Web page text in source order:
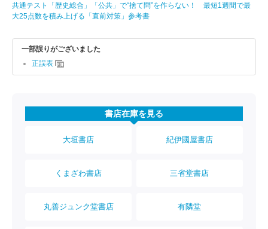
共通テスト「歴史総合」「公共」で“捨て問”を作らない！ 最短1週間で最
大25点数を積み上げる「直前対策」参考書
一部誤りがございました
正誤表
書店在庫を見る
大垣書店 紀伊國屋書店
くまざわ書店 三省堂書店
丸善ジュンク堂書店 有隣堂